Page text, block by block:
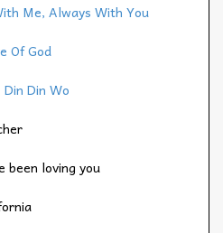
Me, Always With You
Of God
Din Wo
been loving you